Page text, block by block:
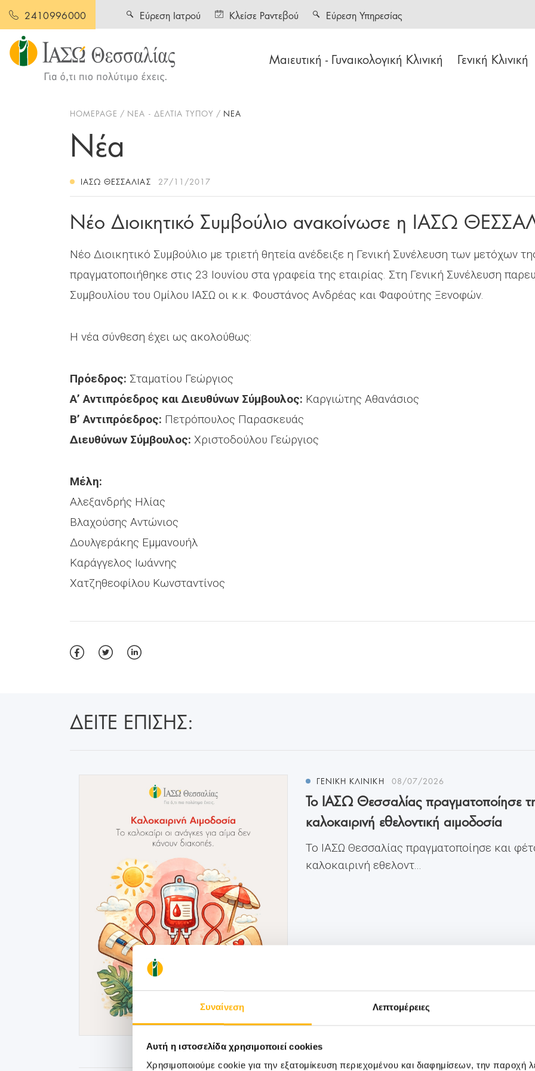
Συναίνεση Λεπτομέρειες
Αυτή η ιστοσελίδα χρησιμοποιεί cookies
Χρησιμοποιούμε cookie για την εξατομίκευση περιεχομένου και διαφημίσεων, την παροχή
2410996000
Μαιευτική - Γυναικολογική Κλινική Γενική Κλινική
Εύρεση Ιατρού Κλείσε Ραντεβού Εύρεση Υπηρεσίας
HOMEPAGE ΝΕΑ - ΔΕΛΤΙΑ ΤΥΠΟΥ ΝΕΑ
Νέα
ΙΑΣΩ ΘΕΣΣΑΛΊΑΣ 27/11/2017
Νέο Διοικητικό Συμβούλιο ανακοίνωσε η ΙΑΣΩ
Νέο Διοικητικό Συμβούλιο με τριετή θητεία ανέδειξε η Γενική Συνέλευση των μετόχων
πραγματοποιήθηκε στις 23 Ιουνίου στα γραφεία της εταιρίας. Στη Γενική Συνέλευση
Συμβουλίου του Ομίλου ΙΑΣΩ οι κ.κ. Φουστάνος Ανδρέας και Φαφούτης Ξενοφών.
Η νέα σύνθεση έχει ως ακολούθως:
Πρόεδρος: Σταματίου Γεώργιος
Α’ Αντιπρόεδρος και Διευθύνων Σύμβουλος: Καργιώτης Αθανάσιος
Β’ Αντιπρόεδρος: Πετρόπουλος Παρασκευάς
Διευθύνων Σύμβουλος: Χριστοδούλου Γεώργιος
Μέλη:
Αλεξανδρής Ηλίας
Βλαχούσης Αντώνιος
Δουλγεράκης Εμμανουήλ
Καράγγελος Ιωάννης
Χατζηθεοφίλου Κωνσταντίνος
ΔΕΙΤΕ ΕΠΙΣΗΣ:
ΓΕΝΙΚΗ ΚΛΙΝΙΚΗ 08/07/2026
Το ΙΑΣΩ Θεσσαλίας πραγματοποίησε
καλοκαιρινή εθελοντική αιμοδοσία
Το ΙΑΣΩ Θεσσαλίας πραγματοποίησε και
καλοκαιρινή εθελοντ...
Μάθετε Περισσότερα